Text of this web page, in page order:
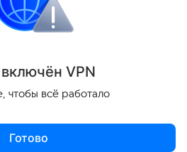
Поделиться
ён VPN
чтобы всё работало
Готово